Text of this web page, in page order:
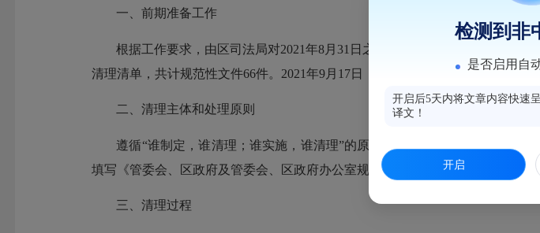
一、前期准备工作
根据工作要求，由区司法局对2021年8月31日之前以管委会、区政府及管
清理清单，共计规范性文件66件。2021年9月17日，区政府办公室下发了《关于
二、清理主体和处理原则
遵循“谁制定，谁清理；谁实施，谁清理”的原则，对以区政府所属相关部
填写《管委会、区政府及管委会、区政府办公室规范性文件清理意见表》报送区
三、清理过程
检测到非
是否启用自
开启后5天内将文章内容快速
译文！
开启